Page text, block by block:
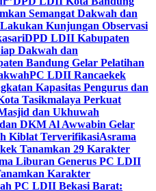
Semangat Dakwah dan
Kunjungan Observasi
DPD LDII Kabupaten
Dakwah dan
Bandung Gelar Pelatihan
PC LDII Rancaekek
Kapasitas Pengurus dan
Tasikmalaya Perkuat
dan Ukhuwah
DKM Al Awwabin Gelar
Kiblat TerverifikasiAsrama
Tanamkan 29 Karakter
Liburan Generus PC LDII
Karakter
PC LDII Bekasi Barat: